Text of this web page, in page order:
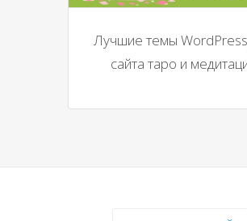
Лучшие темы
сайта таро и